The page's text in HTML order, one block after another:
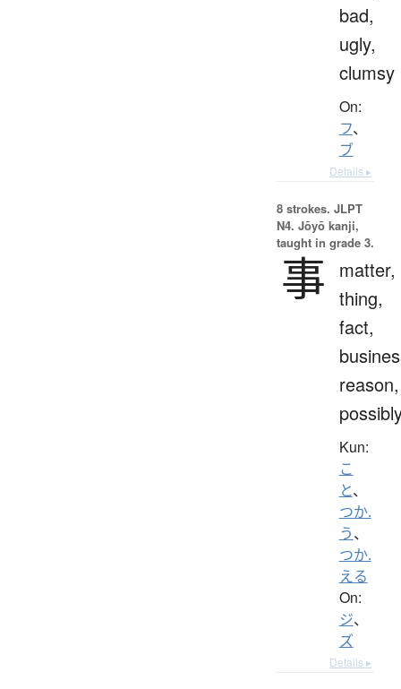
bad,
ugly,
clumsy
On:
フ、
ブ
Details ▸
8 strokes. JLPT
N4. Jōyō kanji,
taught in grade 3.
事
matter,
thing,
fact,
reason,
Kun:
こ
と、
つか.
う、
つか.
える
On:
ジ、
ズ
Details ▸